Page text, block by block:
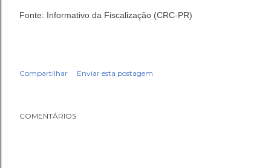
Fonte: Informativo da Fiscalização (CRC-PR)
Compartilhar Enviar esta postagem
COMENTÁRIOS